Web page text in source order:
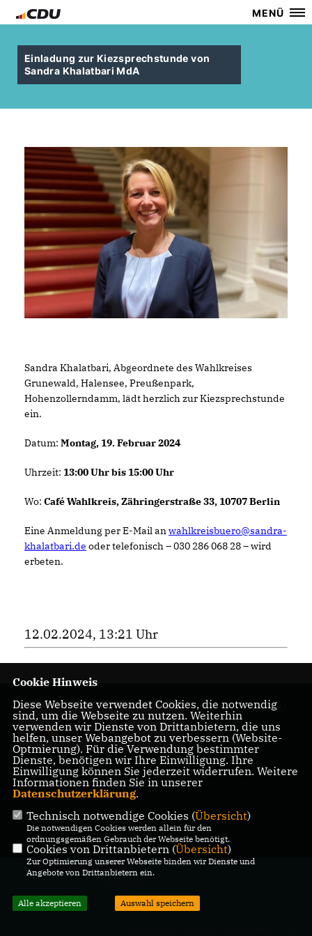
MENÜ
Einladung zur Kiezsprechstunde von
Sandra Khalatbari MdA
Sandra Khalatbari, Abgeordnete des Wahlkreises
Grunewald, Halensee, Preußenpark,
Hohenzollerndamm, lädt herzlich zur Kiezsprechstunde
ein.
Datum: Montag, 19. Februar 2024
Uhrzeit: 13:00 Uhr bis 15:00 Uhr
Wo: Café Wahlkreis, Zähringerstraße 33, 10707 Berlin
Eine Anmeldung per E-Mail anwahlkreisbuero@sandra-
khalatbari.de oder telefonisch – 030 286 068 28 – wird
erbeten.
12.02.2024, 13:21 Uhr
Homepage des CDU
Kreisverbandes
Charlottenburg-
Wilmersdorf
IMPRESSUM DATENSCHUTZ KONTAKT
@2026 CDU Charlottenburg-
Alle Rechte vorbehalten.
Cookie Hinweis
Diese Webseite verwendet Cookies, die notwendig
sind, um die Webseite zu nutzen. Weiterhin
verwenden wir Dienste von Drittanbietern, die uns
helfen, unser Webangebot zu verbessern (Website-
Optmierung). Für die Verwendung bestimmter
Dienste, benötigen wir Ihre Einwilligung. Ihre
Einwilligung können Sie jederzeit widerrufen. Weitere
Informationen finden Sie in unserer
Datenschutzerklärung.
Technisch notwendige Cookies (Übersicht)
Die notwendigen Cookies werden allein für den
ordnungsgemäßen Gebrauch der Webseite benötigt.
Cookies von Drittanbietern (Übersicht)
Zur Optimierung unserer Webseite binden wir Dienste und
Angebote von Drittanbietern ein.
Alle akzeptieren Auswahl speichern